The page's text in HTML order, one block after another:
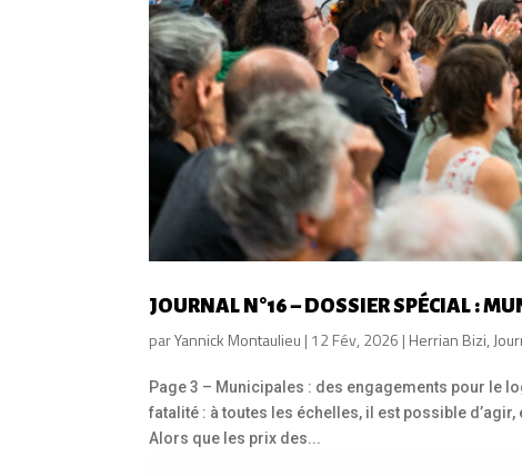
JOURNAL N°16 – DOSSIER SPÉCIAL :
parYannick Montaulieu | 12 Fév, 2026 | Herrian Bizi,
Page 3 – Municipales : des engagements pour le
fatalité : à toutes les échelles, il est possible
Alors que les prix des...